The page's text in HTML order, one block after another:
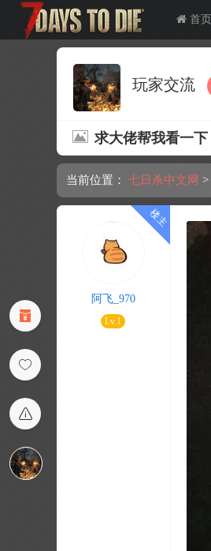
首页
玩家交流
求大佬帮我看一下
当前位置： 七日杀中文网 >
阿飞_970
Lv.1